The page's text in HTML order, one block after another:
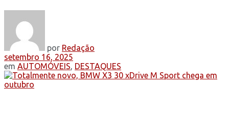
por Redação
setembro 16, 2025
em AUTOMÓVEIS, DESTAQUES